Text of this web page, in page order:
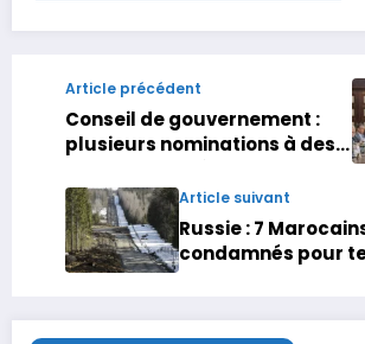
Article précédent
Conseil de gouvernement :
plusieurs nominations à des
Article suivant
Russie : 7
condamnés pour